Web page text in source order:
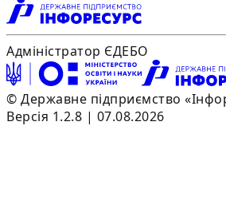
Адміністратор ЄДЕБО
© Державне підприємство
Версія 1.2.8 | 07.08.2026